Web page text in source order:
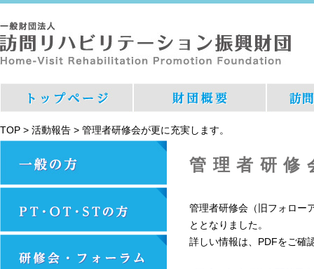
TOP > 活動報告 > 管理者研修会が更に充実します。
管理者研
管理者研修会（旧フォロー
ととなりました。
詳しい情報は、PDFをご確